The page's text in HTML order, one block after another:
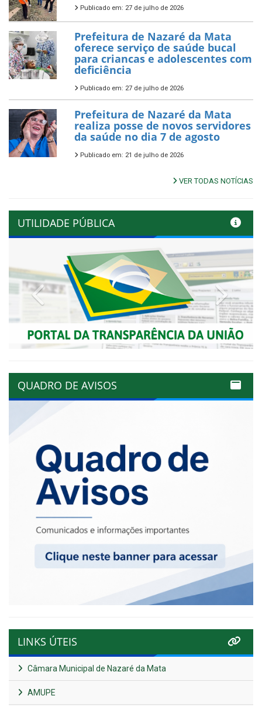
Publicado em: 27 de julho de 2026
Prefeitura de Nazaré da Mata
oferece serviço de saúde bucal
para criancas e adolescentes com
deficiência
Publicado em: 27 de julho de 2026
Prefeitura de Nazaré da Mata
realiza posse de novos servidores
da saúde no dia 7 de agosto
Publicado em: 21 de julho de 2026
VER TODAS NOTÍCIAS
UTILIDADE PÚBLICA
Previous Next
QUADRO DE AVISOS
LINKS ÚTEIS
Câmara Municipal de Nazaré da Mata
AMUPE